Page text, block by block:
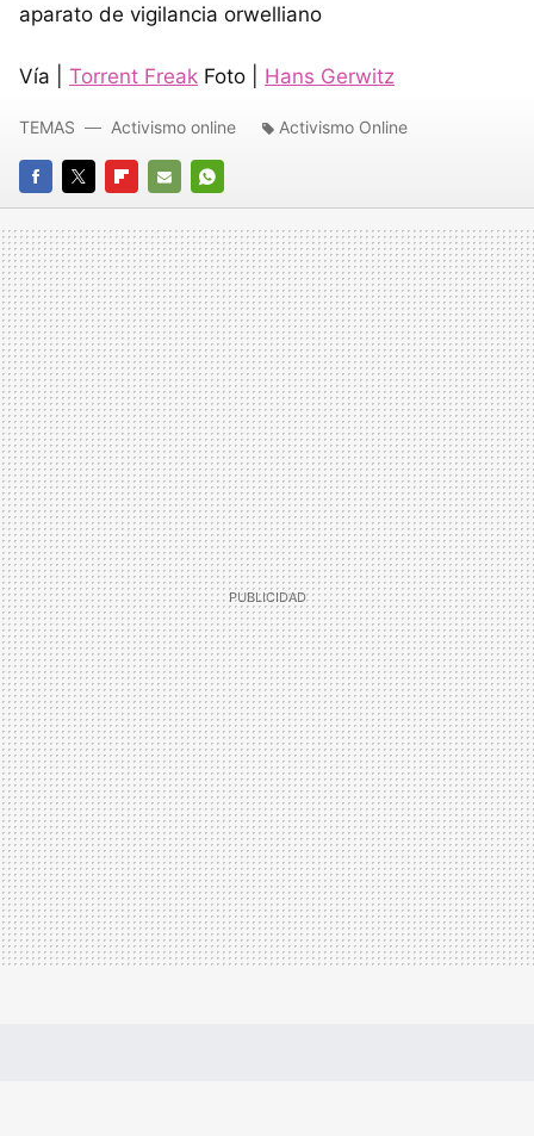
aparato de vigilancia orwelliano
Vía | Torrent Freak Foto | Hans Gerwitz
FACEBOOK
TWITTERFLIPBOARD
E-
MAIL
WHATSAPP
TEMAS Activismo online Activismo Online